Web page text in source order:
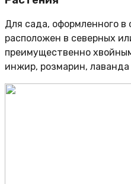
Для сада, оформленного
расположен в северных
преимущественно
инжир, розмарин, лаванда